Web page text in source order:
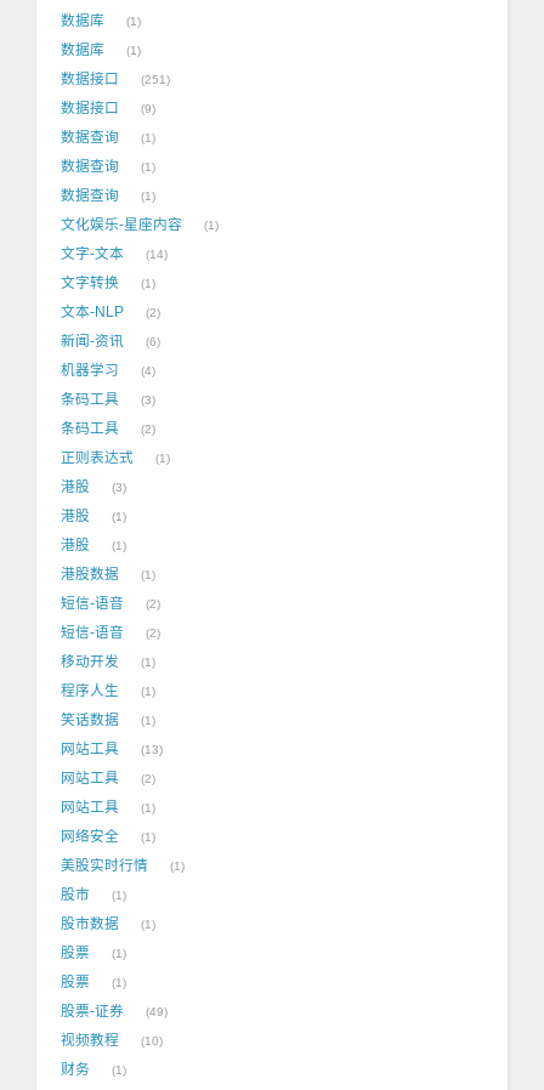
数据库 1
数据库 1
数据接口 251
数据接口 9
数据查询 1
数据查询 1
数据查询 1
文化娱乐-星座内容 1
文字-文本 14
文字转换 1
文本-NLP 2
新闻-资讯 6
机器学习 4
条码工具 3
条码工具 2
正则表达式 1
港股 3
港股 1
港股 1
港股数据 1
短信-语音 2
短信-语音 2
移动开发 1
程序人生 1
笑话数据 1
网站工具 13
网站工具 2
网站工具 1
网络安全 1
美股实时行情 1
股市 1
股市数据 1
股票 1
股票 1
股票-证券 49
视频教程 10
财务 1